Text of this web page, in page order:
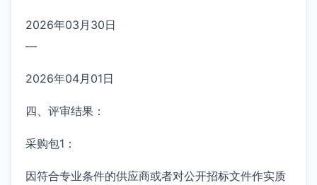
2026年03月30日
—
2026年04月01日
四、评审结果：
采购包1：
因符合专业条件的供应商或者对公开招标文件作实质